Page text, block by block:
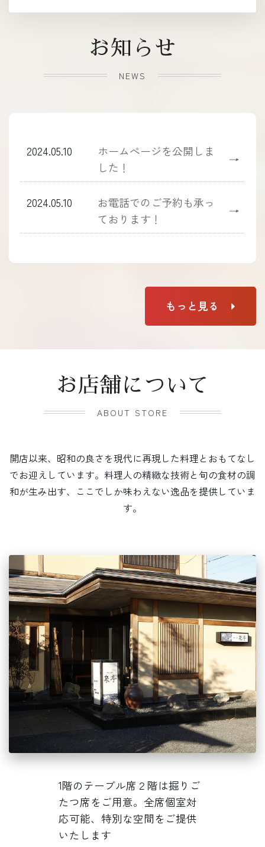
お知らせ
NEWS
2024.05.10
ホームぺージを公開しま
した！
→
2024.05.10
お電話でのご予約も承っ
ております！
→
もっと見る
お店舗について
ABOUT STORE
開店以来、昭和の良さを現代に再現した料理とおもてなし
でお迎えしています。料理人の精緻な技術と旬の食材の調
和が生み出す、ここでしか味わえない逸品を提供していま
す。
1階のテーブル席２階は掘りご
たつ席をご用意。全席個室対
応可能、特別な空間をご提供
いたします